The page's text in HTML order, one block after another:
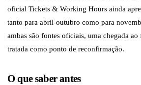
oficial Tickets & Working Hours ainda
tanto para abril-outubro como para
ambas são fontes oficiais, uma chegada
tratada como ponto de reconfirmação.
O que saber antes